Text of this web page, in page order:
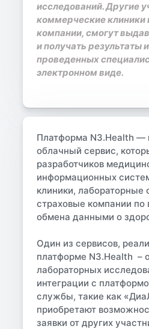
исследований. Другие
коммерческие клиники
компании, смогут
и получать результаты
проведенных
электронном виде.
Платформа N3.Health —
облачный сервис,
разработчиков
информационных
клиники,
страховые компании по
обмена данными о
Один из сервисов,
платформе N3.Health –
лабораторных
интеграции с
службы, такие как
приобретают
заявки от других